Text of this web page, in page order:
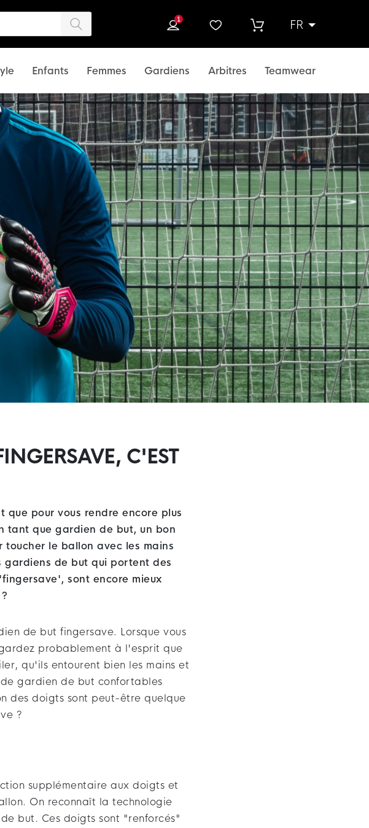
FR
1
Enfants Femmes Gardiens Arbitres Teamwear
C'EST
pour vous rendre encore plus
tant que gardien de but, un bon
toucher le ballon avec les mains
gardiens de but qui portent des
sont encore mieux
de but fingersave. Lorsque vous
probablement à l'esprit que
qu'ils entourent bien les mains et
gardien de but confortables
des doigts sont peut-être quelque
?
supplémentaire aux doigts et
On reconnaît la technologie
but. Ces doigts sont "renforcés"